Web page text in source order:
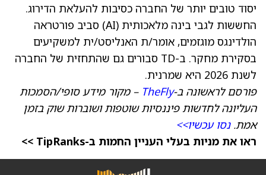
יסוד טובים יותר של החברה כסיבות להעלאת הדירוג.
החששות לגבי בינה מלאכותית (AI) סביב פורטראה
הולדינגס מוגזמים, אומר/ת האנליסט/ית למשקיעים
בסקירת מחקר. ב-TD סבורים גם שהתחזית של החברה
לשנת 2026 היא שמרנית.
פורסם לראשונה ב-TheFly – מקור מידע סופי/הסמכות
העליונה לחדשות פיננסיות שוטפות ושוברות שוק בזמן
אמת.נסו עכשיו>>
ראו את מניות בעלי העניין החמות ב-TipRanks >>